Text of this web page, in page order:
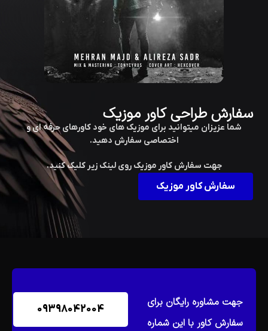
سفارش طراحی کاور موزیک
شما عزیزان میتوانید برای موزیک های خود کاورهای حرفه ای و
اختصاصی سفارش دهید.
جهت سفارش کاور موزیک روی لینک زیر کلیک کنید.
سفارش کاور موزیک
جهت مشاوره رایگان برای
سفارش کاور با این شماره
09398042004